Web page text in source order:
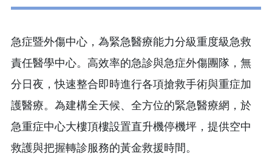
急症暨外傷中心，為緊急醫療能力分級重度級急救
責任醫學中心。高效率的急診與急症外傷團隊，無
分日夜，快速整合即時進行各項搶救手術與重症加
護醫療。為建構全天候、全方位的緊急醫療網，於
急重症中心大樓頂樓設置直升機停機坪，提供空中
救護與把握轉診服務的黃金救援時間。